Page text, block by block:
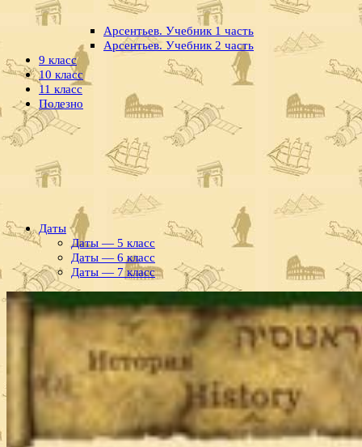
Арсентьев. Учебник 1 часть
Арсентьев. Учебник 2 часть
9 класс
10 класс
11 класс
Полезно
Даты
Даты — 5 класс
Даты — 6 класс
Даты — 7 класс